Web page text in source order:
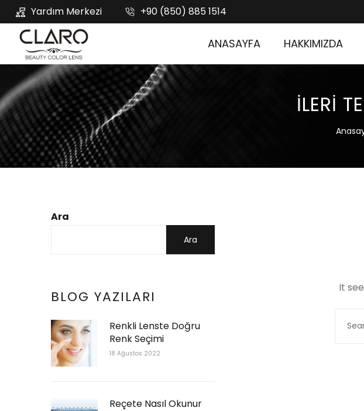
Yardım Merkezi +90 (850) 885 1514
ANASAYFA HAKKIMIZDA
ILERI
Ara
Ara
BLOG YAZILARI
Renkli Lenste Doğru
Renk Seçimi
18 Ağustos 2022
Reçete Nasıl Okunur
It